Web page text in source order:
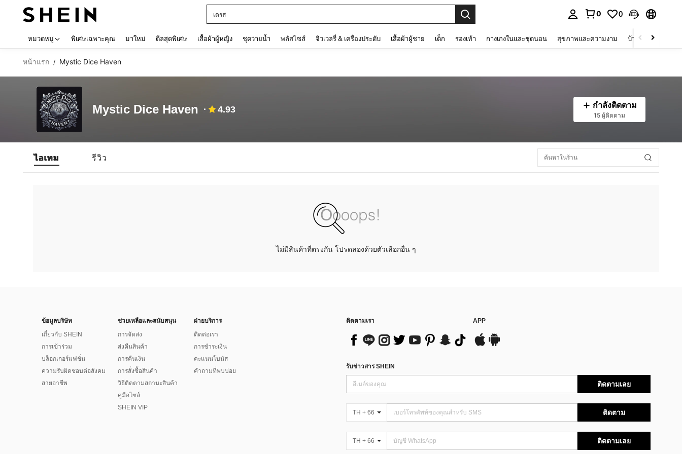
เดรส
0 0
หมวดหมู่ พิเศษเฉพาะคุณ มาใหม่ ดีลสุดพิเศษ เสื้อผ้าผู้หญิง ชุดว่ายน้ำ พลัสไซส์ จิวเวลรี่ & เครื่องประดับ เสื้อผ้าผู้ชาย เด็ก รองเท้า กางเกงในและชุดนอน สุขภาพและความงาม บ้านและที่อยู่อาศัย
หน้าแรก / Mystic Dice Haven
Mystic Dice Haven 4.93 กำลังติดตาม
15 ผู้ติดตาม
ไอเทม รีวิว
ไม่มีสินค้าที่ตรงกัน โปรดลองด้วยตัวเลือกอื่น ๆ
ข้อมูลบริษัท
เกี่ยวกับ SHEIN
การเข้าร่วม
บล็อกเกอร์แฟชั่น
ความรับผิดชอบต่อสังคม
สายอาชีพ
ช่วยเหลือและสนับสนุน
การจัดส่ง
ส่งคืนสินค้า
การคืนเงิน
การสั่งซื้อสินค้า
วิธีติดตามสถานะสินค้า
คู่มือไซส์
SHEIN VIP
ฝ่ายบริการ
ติดต่อเรา
การชำระเงิน
คะแนนโบนัส
คำถามที่พบบ่อย
ติดตามเรา APP
รับข่าวสาร SHEIN
ติดตามเลย
TH + 66 ติดตาม
TH + 66 ติดตามเลย